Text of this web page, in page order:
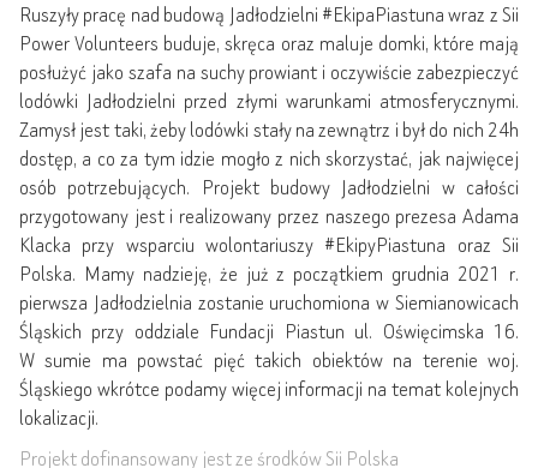
Ruszyły pracę nad budową Jadłodzielni #EkipaPiastuna wraz z Sii
Power Volunteers buduje, skręca oraz maluje domki, które mają
posłużyć jako szafa na suchy prowiant i oczywiście zabezpieczyć
lodówki Jadłodzielni przed złymi warunkami atmosferycznymi.
Zamysł jest taki, żeby lodówki stały na zewnątrz i był do nich 24h
dostęp, a co za tym idzie mogło z nich skorzystać, jak najwięcej
osób potrzebujących. Projekt budowy Jadłodzielni w całości
przygotowany jest i realizowany przez naszego prezesa Adama
Klacka przy wsparciu wolontariuszy #EkipyPiastuna oraz Sii
Polska. Mamy nadzieję, że już z początkiem grudnia 2021 r.
pierwsza Jadłodzielnia zostanie uruchomiona w Siemianowicach
Śląskich przy oddziale Fundacji Piastun ul. Oświęcimska 16.
W sumie ma powstać pięć takich obiektów na terenie woj.
Śląskiego wkrótce podamy więcej informacji na temat kolejnych
lokalizacji.
Projekt dofinansowany jest ze środków Sii Polska